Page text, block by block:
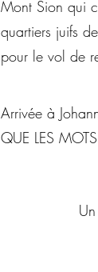
Mont Sion qui
quartiers juifs
pour le vol de
Arrivée à
QUE LES